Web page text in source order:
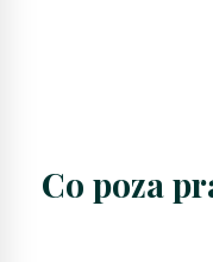
Co poza